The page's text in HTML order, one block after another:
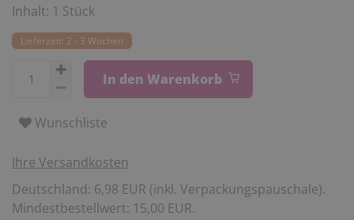
Inhalt: 1 Stück
Lieferzeit: 2 - 3 Wochen
In den Warenkorb
Wunschliste
Ihre Versandkosten
Deutschland: 6,98 EUR (inkl. Verpackungspauschale).
Mindestbestellwert: 15,00 EUR.